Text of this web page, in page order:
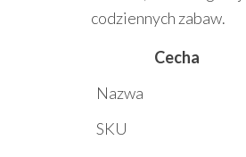
codziennych zabaw.
Cecha
Nazwa
SKU